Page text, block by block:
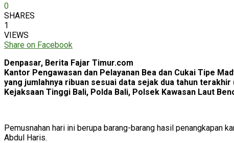
0
SHARES
1
VIEWS
Share on Facebook
Denpasar, Berita Fajar Timur.com
Kantor Pengawasan dan Pelayanan Bea dan Cukai Tipe
yang jumlahnya ribuan sesuai data sejak dua tahun
Kejaksaan Tinggi Bali, Polda Bali, Polsek Kawasan Laut
Pemusnahan hari ini berupa barang-barang hasil penangkapan
Abdul Haris.